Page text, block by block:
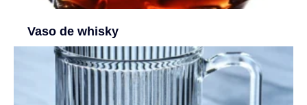
Vaso de whisky